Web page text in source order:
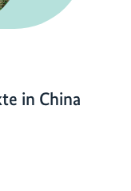
in China